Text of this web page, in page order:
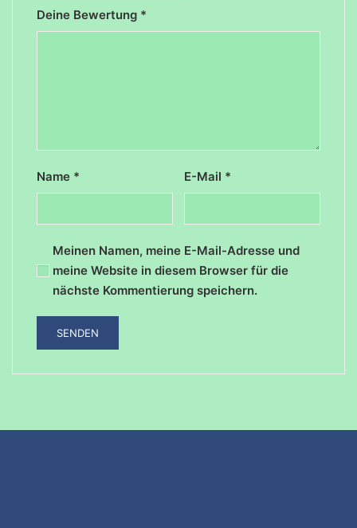
Deine Bewertung *
Name * E-Mail *
Meinen Namen, meine E-Mail-Adresse und
meine Website in diesem Browser für die
nächste Kommentierung speichern.